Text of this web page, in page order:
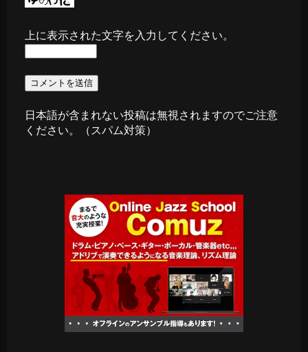
上に表示された文字を入力してください。
日本語が含まれない投稿は無視されますのでご注意
ください。（スパム対策）